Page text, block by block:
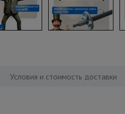
Условия и стоимость доставки